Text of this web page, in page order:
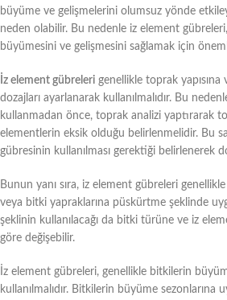
büyüme ve gelişmelerini olumsuz yönde
neden olabilir. Bu nedenle iz element
büyümesini ve gelişmesini sağlamak için
İz element gübreleri genellikle toprak
dozajları ayarlanarak kullanılmalıdır. Bu
kullanmadan önce, toprak analizi yaptırarak
elementlerin eksik olduğu belirlenmelidir. Bu
gübresinin kullanılması gerektiği belirlenerek
Bunun yanı sıra, iz element gübreleri
veya bitki yapraklarına püskürtme şeklinde
şeklinin kullanılacağı da bitki türüne ve iz
göre değişebilir.
İz element gübreleri, genellikle bitkilerin
kullanılmalıdır. Bitkilerin büyüme sezonlarına